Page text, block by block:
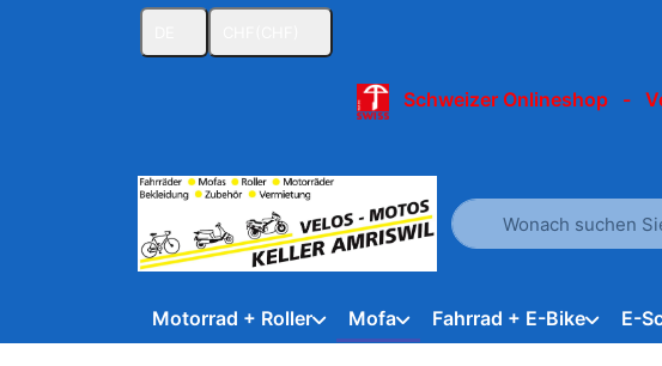
Schweizer Onlineshop -
Geben Sie einen
Motorrad + Roller Mofa Fahrrad + E-Bike E-